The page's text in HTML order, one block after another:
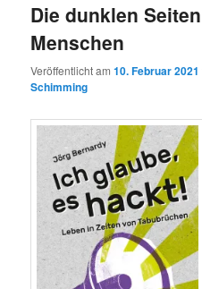
Die dunklen
Menschen
Veröffentlicht am10. Februar 2021
Schimming